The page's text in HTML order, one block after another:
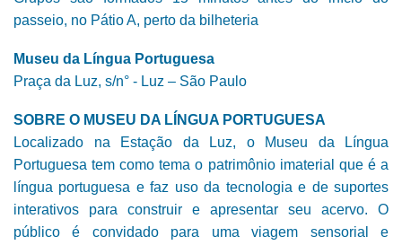
passeio, no Pátio A, perto da bilheteria
Museu da Língua Portuguesa
Praça da Luz, s/n° - Luz – São Paulo
SOBRE O MUSEU DA LÍNGUA PORTUGUESA
Localizado na Estação da Luz, o Museu da Língua
Portuguesa tem como tema o patrimônio imaterial que é a
língua portuguesa e faz uso da tecnologia e de suportes
interativos para construir e apresentar seu acervo. O
público é convidado para uma viagem sensorial e